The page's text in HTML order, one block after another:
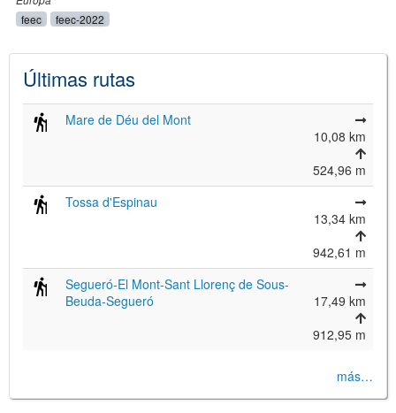
feec feec-2022
Últimas rutas
Mare de Déu del Mont
10,08 km
524,96 m
Tossa d'Espinau
13,34 km
942,61 m
Segueró-El Mont-Sant Llorenç de Sous-
Beuda-Segueró
17,49 km
912,95 m
más…